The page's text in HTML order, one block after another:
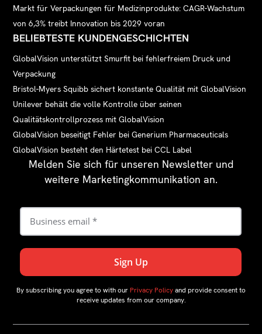
Markt für Verpackungen für Medizinprodukte: CAGR-Wachstum
von 6,3% treibt Innovation bis 2029 voran
BELIEBTESTE KUNDENGESCHICHTEN
GlobalVision unterstützt Smurfit bei fehlerfreiem Druck und
Verpackung
Bristol-Myers Squibb sichert konstante Qualität mit GlobalVision
Unilever behält die volle Kontrolle über seinen
Qualitätskontrollprozess mit GlobalVision
GlobalVision beseitigt Fehler bei Generium Pharmaceuticals
GlobalVision besteht den Härtetest bei CCL Label
Melden Sie sich für unseren Newsletter und
weitere Marketingkommunikation an.
By subscribing you agree to with our Privacy Policyand provide consent to
receive updates from our company.